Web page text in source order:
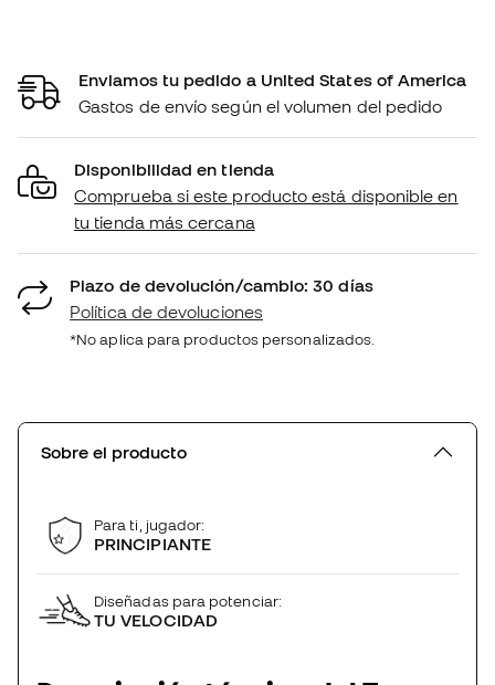
Enviamos tu pedido a United States of America
Gastos de envío según el volumen del pedido
Disponibilidad en tienda
Comprueba si este producto está disponible en
tu tienda más cercana
Plazo de devolución/cambio: 30 días
Política de devoluciones
*No aplica para productos personalizados.
Sobre el producto
Para ti, jugador:
PRINCIPIANTE
Diseñadas para potenciar:
TU VELOCIDAD